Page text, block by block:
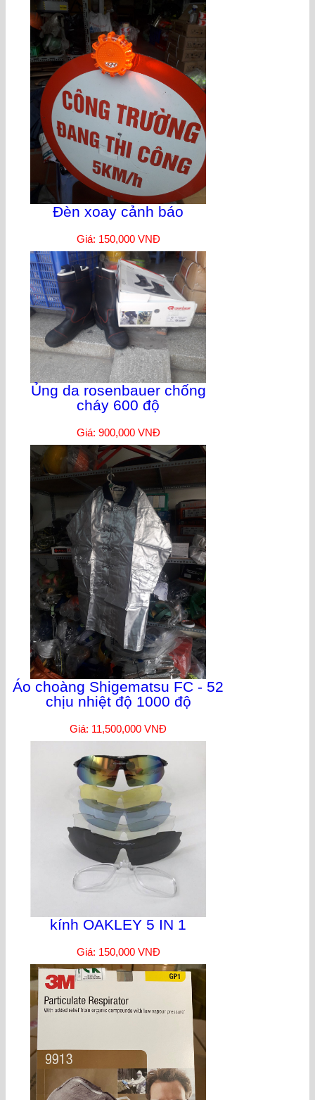
Đèn xoay cảnh báo
Giá: 150,000 VNĐ
Ủng da rosenbauer chống
cháy 600 độ
Giá: 900,000 VNĐ
Áo choàng Shigematsu FC - 52
chịu nhiệt độ 1000 độ
Giá: 11,500,000 VNĐ
kính OAKLEY 5 IN 1
Giá: 150,000 VNĐ